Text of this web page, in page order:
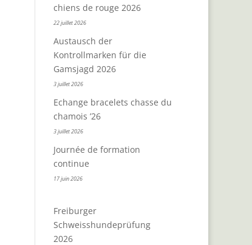
chiens de rouge 2026
22 juillet 2026
Austausch der
Kontrollmarken für die
Gamsjagd 2026
3 juillet 2026
Echange bracelets chasse du
chamois ’26
3 juillet 2026
Journée de formation
continue
17 juin 2026
Freiburger
Schweisshundeprüfung
2026